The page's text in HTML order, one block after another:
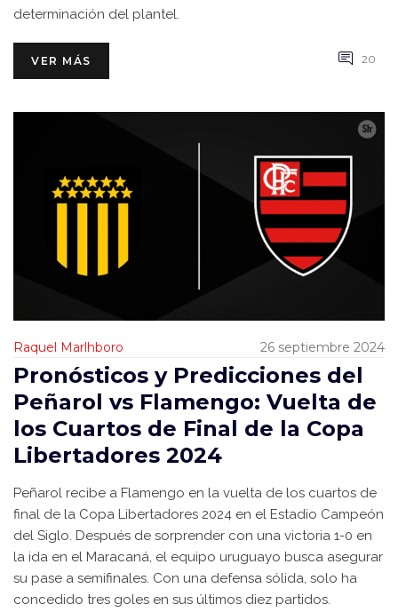
determinación del plantel.
VER MÁS 20
Raquel Marlhboro 26 septiembre 2024
Pronósticos y Predicciones del
Peñarol vs Flamengo: Vuelta de
los Cuartos de Final de la Copa
Libertadores 2024
Peñarol recibe a Flamengo en la vuelta de los cuartos de
final de la Copa Libertadores 2024 en el Estadio Campeón
del Siglo. Después de sorprender con una victoria 1-0 en
la ida en el Maracaná, el equipo uruguayo busca asegurar
su pase a semifinales. Con una defensa sólida, solo ha
concedido tres goles en sus últimos diez partidos.